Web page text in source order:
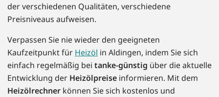
der verschiedenen Qualitäten, verschiedene
Preisniveaus aufweisen.
Verpassen Sie nie wieder den geeigneten
Kaufzeitpunkt für Heizöl in Aldingen, indem Sie sich
einfach regelmäßig bei tanke-günstig über die aktuelle
Entwicklung der Heizölpreise informieren. Mit dem
Heizölrechner können Sie sich kostenlos und